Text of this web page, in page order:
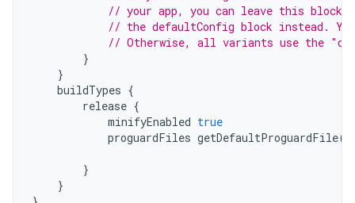
// your app, you can leave this block
// the defaultConfig block instead.
// Otherwise, all variants use the
}
}
buildTypes {
release {
minifyEnabled true
proguardFiles getDefaultProguardFile(
}
}